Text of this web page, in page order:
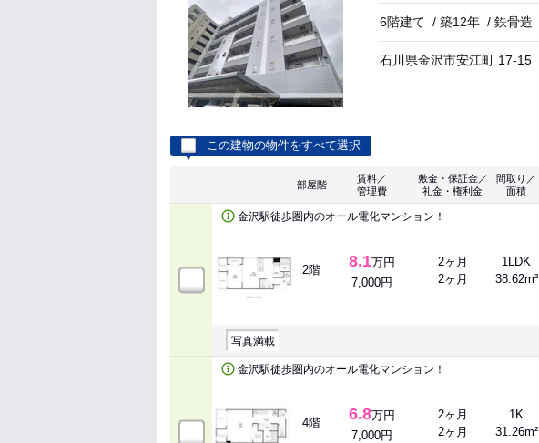
6階建て /築12年 /鉄骨造
石川県金沢市安江町 17-15
この建物の物件をすべて選択
部屋階
賃料／
管理費
敷金・保証金／
礼金・権利金
間取り／
面積
金沢駅徒歩圏内のオール電化マンション！
2階 8.1万円
7,000円
2ヶ月
2ヶ月
1LDK
38.62m²
写真満載
金沢駅徒歩圏内のオール電化マンション！
4階 6.8万円
7,000円
2ヶ月
2ヶ月
1K
31.26m²